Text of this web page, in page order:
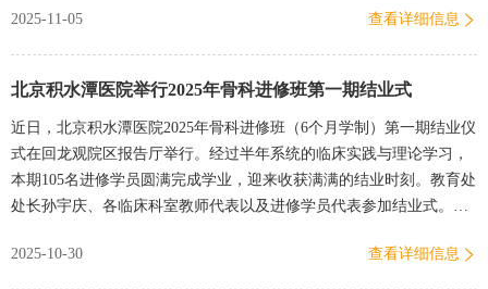
尉…
2025-11-05 查看详细信息
北京积水潭医院举行2025年骨科进修班第一期结业式
近日，北京积水潭医院2025年骨科进修班（6个月学制）第一期结业仪
式在回龙观院区报告厅举行。经过半年系统的临床实践与理论学习，
本期105名进修学员圆满完成学业，迎来收获满满的结业时刻。教育处
处长孙宇庆、各临床科室教师代表以及进修学员代表参加结业式。结
2025-10-30
查看详细信息